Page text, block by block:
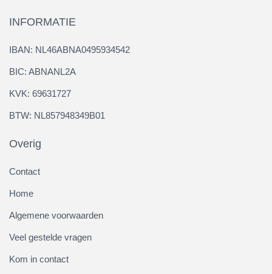
INFORMATIE
IBAN: NL46ABNA0495934542
BIC: ABNANL2A
KVK: 69631727
BTW: NL857948349B01
Overig
Contact
Home
Algemene voorwaarden
Veel gestelde vragen
Kom in contact